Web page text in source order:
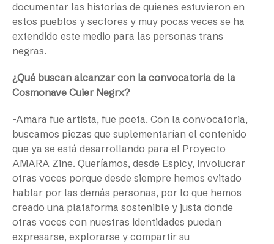
documentar las historias de quienes estuvieron en
estos pueblos y sectores y muy pocas veces se ha
extendido este medio para las personas trans
negras.
¿Qué buscan alcanzar con la convocatoria de la
Cosmonave Cuier Negrx?
-Amara fue artista, fue poeta. Con la convocatoria,
buscamos piezas que suplementarían el contenido
que ya se está desarrollando para el Proyecto
AMARA Zine. Queríamos, desde Espicy, involucrar
otras voces porque desde siempre hemos evitado
hablar por las demás personas, por lo que hemos
creado una plataforma sostenible y justa donde
otras voces con nuestras identidades puedan
expresarse, explorarse y compartir su